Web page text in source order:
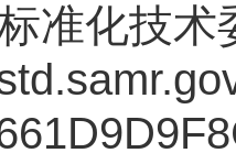
准化技